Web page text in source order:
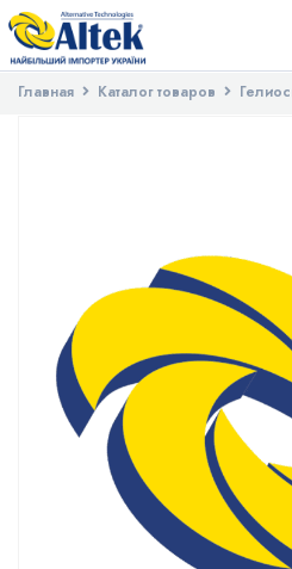
Главная Каталог товаров